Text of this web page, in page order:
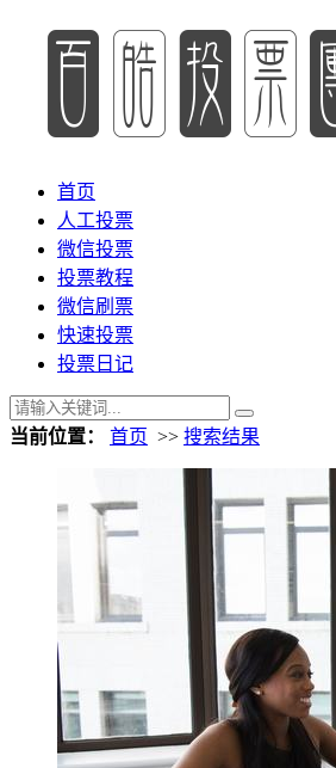
首页
人工投票
微信投票
投票教程
微信刷票
快速投票
投票日记
当前位置： 首页 >> 搜索结果